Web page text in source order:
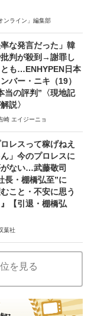
ンライン」編集部
率な発言だった」韓
批判が殺到→謝罪し
も…ENHYPEN日本
バー・ニキ（19）
当の評判”〈現地記
説〉
崎 エイジーニョ
ロレスって稼げねえ
ん」今のプロレスに
ない…武藤敬司
長・棚橋弘至”に
むこと・不安に思う
【引退・棚橋弘
葉社
を見る